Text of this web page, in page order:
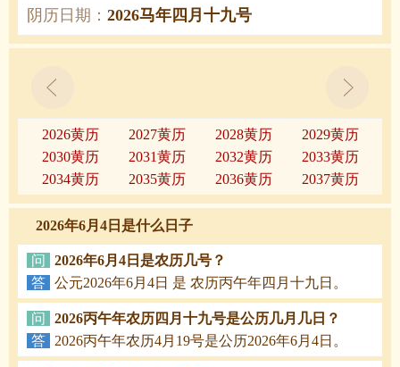
阴历日期： 2026马年四月十九号
2026黄历 2027黄历 2028黄历
2029黄历
2030黄历
2031黄历 2032黄历
2033黄历
2034黄历
2035黄历 2036黄历 2037黄历
2026年6月4日是什么日子
问
2026年6月4日是农历几号？
答 公元2026年6月4日 是 农历丙午年四月十九日。
问
2026丙午年农历四月十九号是公历几月几日？
答
2026丙午年农历4月19号是公历2026年6月4日。